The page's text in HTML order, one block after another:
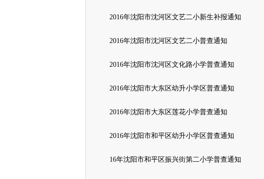
2016年沈阳市沈河区文艺二小新生补报通知
2016年沈阳市沈河区文艺二小普查通知
2016年沈阳市沈河区文化路小学普查通知
2016年沈阳市大东区幼升小学区普查通知
2016年沈阳市大东区莲花小学普查通知
2016年沈阳市和平区幼升小学区普查通知
16年沈阳市和平区振兴街第二小学普查通知